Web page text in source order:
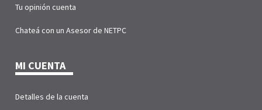
Tu opinión cuenta
Chateá con un Asesor de NETPC
MI CUENTA
Detalles de la cuenta